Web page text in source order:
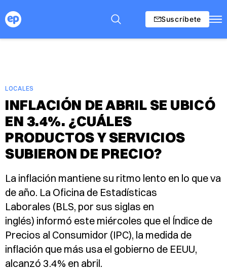
Suscríbete
LOCALES
INFLACIÓN DE ABRIL SE UBICÓ
EN 3.4%. ¿CUÁLES
PRODUCTOS Y SERVICIOS
SUBIERON DE PRECIO?
La inflación mantiene su ritmo lento en lo que va
de año. La Oficina de Estadísticas
Laborales (BLS, por sus siglas en
inglés) informó este miércoles que el Índice de
Precios al Consumidor (IPC), la medida de
inflación que más usa el gobierno de EEUU,
alcanzó 3.4% en abril.